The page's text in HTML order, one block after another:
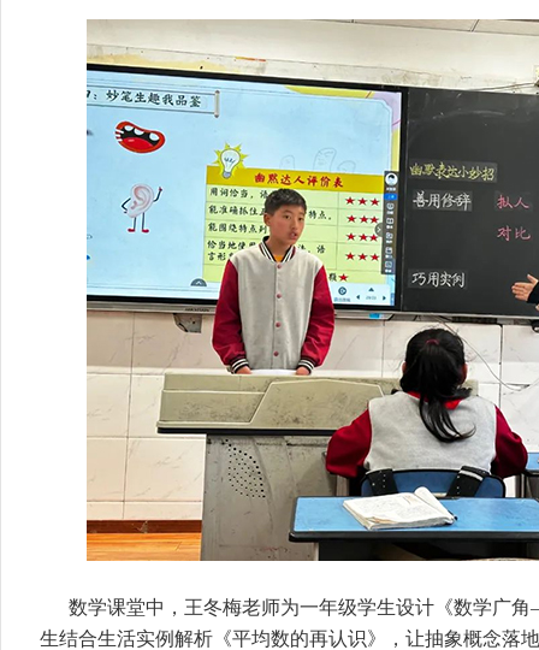
数学课堂中，王冬梅老师为一年级学生设计《数学广
生结合生活实例解析《平均数的再认识》，让抽象概念落